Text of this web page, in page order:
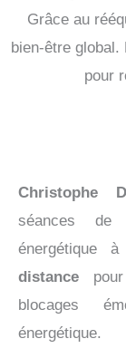
Grâce au
bien-être global.
pour
Christophe
séances de
énergétique à
distance
blocages
énergétique.